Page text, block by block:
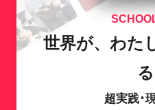
世界が、わた
る
超実践･